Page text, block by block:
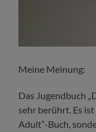
Meine Meinung:
Das Jugendbuch
sehr berührt. Es
Adult“-Buch,